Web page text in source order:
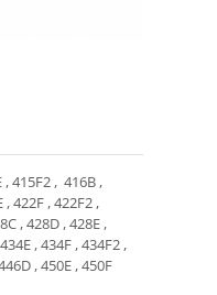
415F2 , 416B ,
, 422F , 422F2 ,
, 428D , 428E ,
, 434F , 434F2 ,
, 450E , 450F